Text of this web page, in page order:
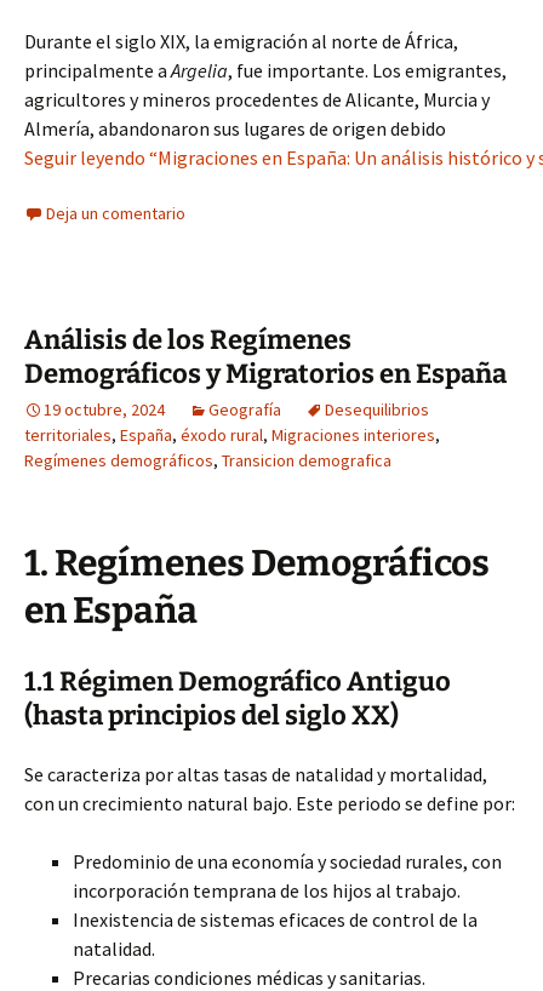
Durante el siglo XIX, la emigración al norte de África,
principalmente aArgelia, fue importante. Los emigrantes,
agricultores y mineros procedentes de Alicante, Murcia y
Almería, abandonaron sus lugares de origen debido
Seguir leyendo “Migraciones en España: Un análisis histórico y
Deja un comentario
Análisis de los Regímenes
Demográficos y Migratorios en España
19 octubre, 2024 Geografía
Desequilibrios
territoriales, España, éxodo rural, Migraciones interiores,
Regímenes demográficos, Transicion demografica
1. Regímenes Demográficos
en España
1.1 Régimen Demográfico Antiguo
(hasta principios del siglo XX)
Se caracteriza por altas tasas de natalidad y mortalidad,
con un crecimiento natural bajo. Este periodo se define por:
Predominio de una economía y sociedad rurales, con
incorporación temprana de los hijos al trabajo.
Inexistencia de sistemas eficaces de control de la
natalidad.
Precarias condiciones médicas y sanitarias.